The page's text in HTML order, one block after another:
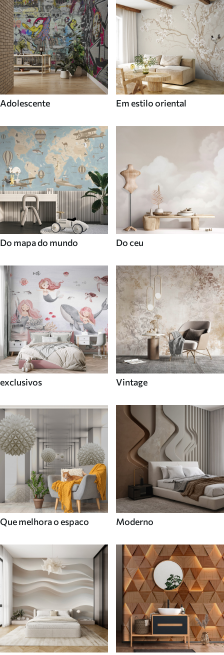
Adolescente Em estilo oriental
Do mapa do mundo Do ceu
exclusivos Vintage
Que melhora o espaco Moderno